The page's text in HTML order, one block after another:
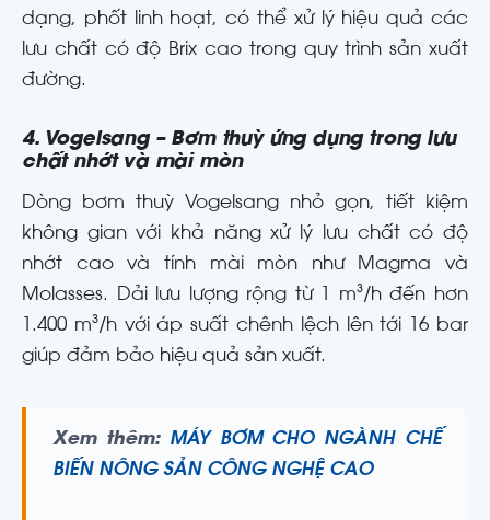
dạng, phốt linh hoạt, có thể xử lý hiệu quả các
lưu chất có độ Brix cao trong quy trình sản xuất
đường.
4. Vogelsang – Bơm thuỳ ứng dụng trong lưu
chất nhớt và mài mòn
Dòng bơm thuỳ Vogelsang nhỏ gọn, tiết kiệm
không gian với khả năng xử lý lưu chất có độ
nhớt cao và tính mài mòn như Magma và
Molasses. Dải lưu lượng rộng từ 1 m³/h đến hơn
1.400 m³/h với áp suất chênh lệch lên tới 16 bar
giúp đảm bảo hiệu quả sản xuất.
Xem thêm: MÁY BƠM CHO NGÀNH CHẾ
BIẾN NÔNG SẢN CÔNG NGHỆ CAO